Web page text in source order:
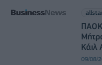
Κάιλ
09/08/